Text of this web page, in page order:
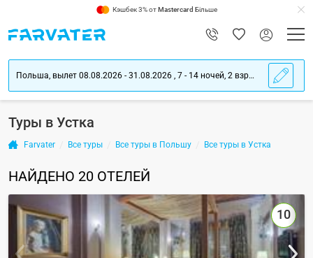
Кэшбек 3% отMastercard Більше
Польша, вылет 08.08.2026 - 31.08.2026 , 7 - 14 ночей, 2 взрослых
Туры в Устка
Farvater Все туры Все туры в Польшу Все туры в Устка
НАЙДЕНО 20 ОТЕЛЕЙ
10